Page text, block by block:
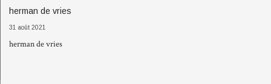
herman de vries
31 août 2021
herman de vries